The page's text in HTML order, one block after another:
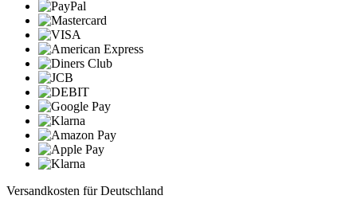
Versandkosten für Deutschland